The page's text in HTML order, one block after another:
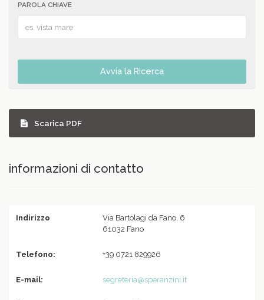
PAROLA CHIAVE
Avvia la Ricerca
Scarica PDF
informazioni di contatto
Indirizzo
Via Bartolagi da Fano, 6
61032 Fano
Telefono: +39 0721 829926
E-mail: segreteria@speranzini.it